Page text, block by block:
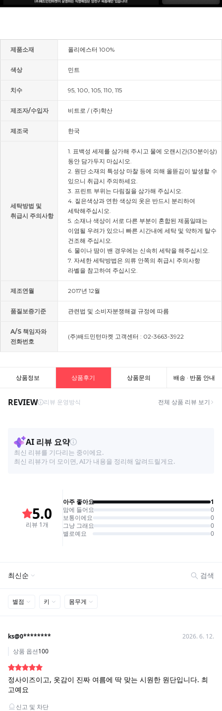
제품소재 폴리에스터 100%
색상 민트
치수 95, 100, 105, 110, 115
제조자/수입자 비트로 / (주)학산
제조국 한국
세탁방법 및
취급시 주의사항
1. 표백성 세제를 삼가해 주시고 물에 오랜시간(30분이상)
동안 담가두지 마십시오.
2. 원단 소재의 특성상 마찰 등에 의해 올뜯김이 발생할 수
있으니 취급시 주의하세요.
3. 프린트 부위는 다림질을 삼가해 주십시오.
4. 짙은색상과 연한 색상의 옷은 반드시 분리하여
세탁해주십시오.
5. 소재나 색상이 서로 다른 부분이 혼합된 제품일때는
이염될 우려가 있으니 빠른 시간내에 세탁 및 약하게 탈수
건조해 주십시오.
6. 물이나 땀이 밴 경우에는 신속히 세탁을 해주십시오.
7. 자세한 세탁방법은 의류 안쪽의 취급시 주의사항
라벨을 참고하여 주십시오.
제조연월 2017년 12월
품질보증기준 관련법 및 소비자분쟁해결 규정에 따름
A/S 책임자와
전화번호
(주)배드민턴마켓 고객센터 : 02-3663-3922
상품정보 상품후기 상품문의 배송 · 반품 안내